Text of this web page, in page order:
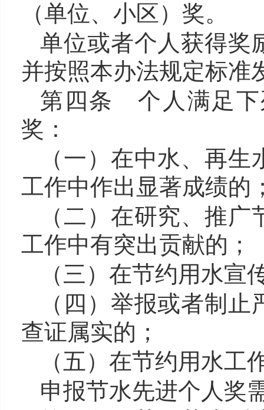
（单位、小区）奖。
单位或者个人获得奖
并按照本办法规定标准
第四条 个 人满足
奖：
（一）在中水、再
工作中作出显著成绩的
（二）在研究、推
工作中有突出贡献的；
（三）在节约用水
（四）举报或者制
查证属实的；
（五）在节约用水工
申报节水先进个人奖